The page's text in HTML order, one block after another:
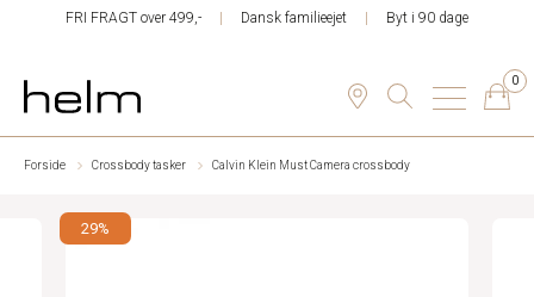
FRI FRAGT over 499,- Dansk familieejet Byt i 90 dage
0
Forside Crossbody tasker Calvin Klein Must Camera crossbody
29%